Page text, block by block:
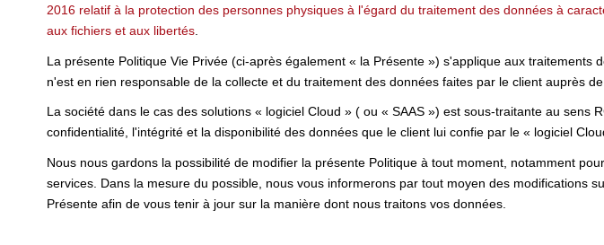
2016 relatif à la protection des personnes physiques à l'égard du traitement des données à
aux fichiers et aux libertés
La présente Politique Vie Privée (ci-après également « la Présente ») s'applique aux
n'est en rien responsable de la collecte et du traitement des données faites par le client auprès de
La société dans le cas des solutions « logiciel Cloud » ( ou « SAAS ») est sous-traitante au
confidentialité, l'intégrité et la disponibilité des données que le client lui confie par le « logiciel
Nous nous gardons la possibilité de modifier la présente Politique à tout moment, notamment
services. Dans la mesure du possible, nous vous informerons par tout moyen des modifications
Présente afin de vous tenir à jour sur la manière dont nous traitons vos données.